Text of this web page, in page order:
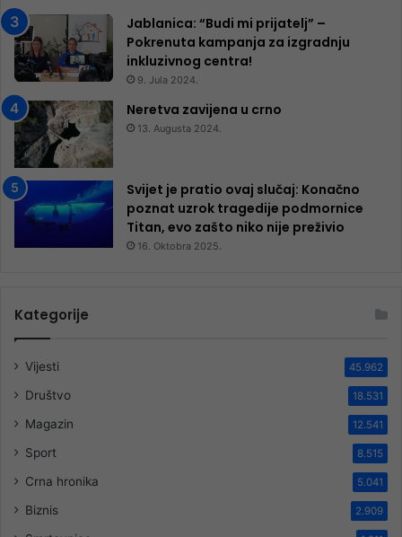
Jablanica: “Budi mi prijatelj” –
Pokrenuta kampanja za izgradnju
inkluzivnog centra!
9. Jula 2024.
Neretva zavijena u crno
13. Augusta 2024.
Svijet je pratio ovaj slučaj: Konačno
poznat uzrok tragedije podmornice
Titan, evo zašto niko nije preživio
16. Oktobra 2025.
Kategorije
Vijesti 45.962
Društvo 18.531
Magazin 12.541
Sport 8.515
Crna hronika 5.041
Biznis 2.909